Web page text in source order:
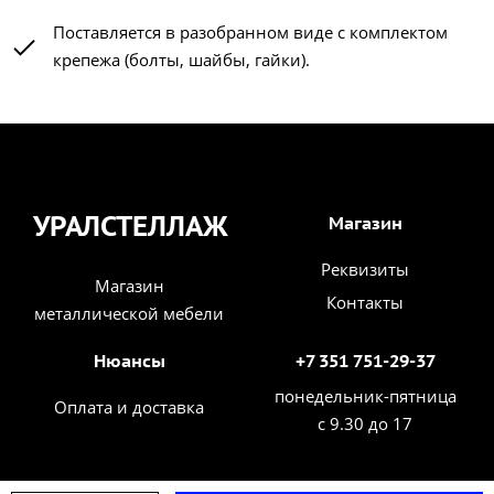
Поставляется в разобранном виде с комплектом
крепежа (болты, шайбы, гайки).
УРАЛСТЕЛЛАЖ
Магазин
металлической мебели
Магазин
Реквизиты
Контакты
Нюансы
Оплата и доставка
+7 351 751-29-37
понедельник-пятница
с 9.30 до 17